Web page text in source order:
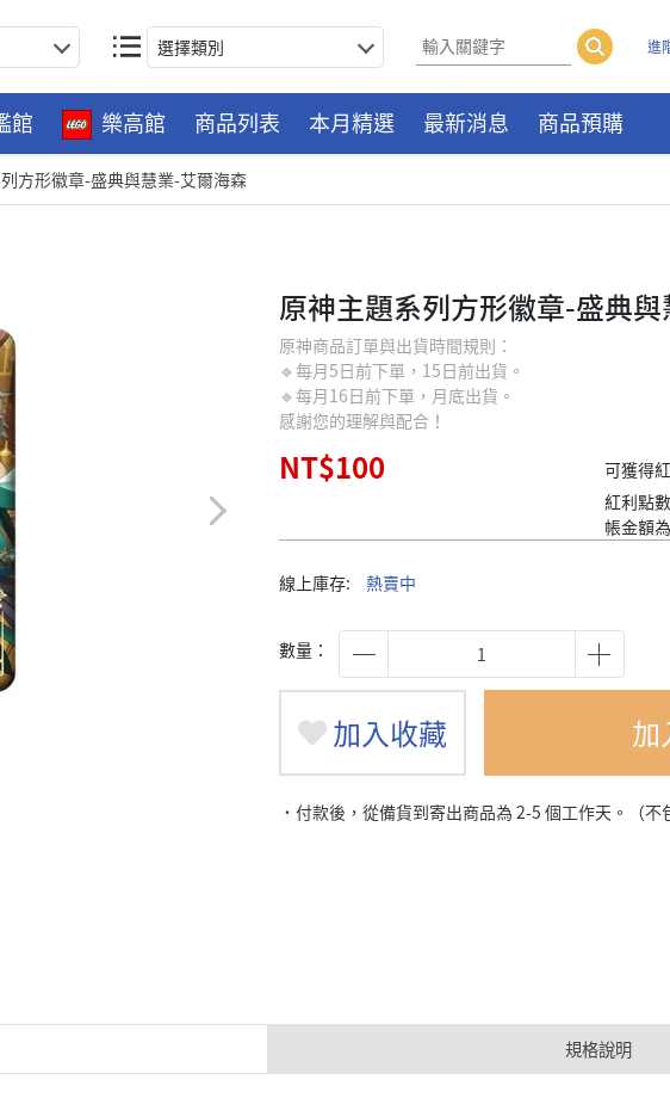
選擇類別 進
館 樂高館 商品列表 本月精選 最新消息 商品預購
方形徽章-盛典與慧業-艾爾海森
原神主題系列方形徽章-盛典
原神商品訂單與出貨時間規則：
🔹每月5日前下單，15日前出貨。
🔹每月16日前下單，月底出貨。
感謝您的理解與配合！
NT$100 可獲得
紅利點
帳金額
線上庫存: 熱賣中
數量：
加入收藏 加
˙付款後，從備貨到寄出商品為 2-5 個工作天。（不
規格說明